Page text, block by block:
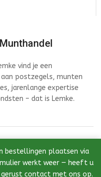
bestellingen plaatsen via
werkt weer — heeft u
contact met ons op.
vind je een
postzegels, munten
jarenlange expertise
– dat is Lemke.